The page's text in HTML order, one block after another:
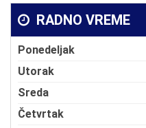
RADNO VREME
Ponedeljak
Utorak
Sreda
Četvrtak